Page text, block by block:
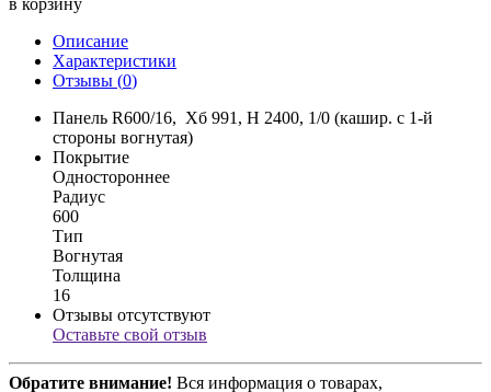
Описание
Характеристики
Отзывы (0)
Панель R600/16, Хб 991, Н 2400, 1/0 (кашир. с 1-й
стороны вогнутая)
Покрытие
Одностороннее
Радиус
600
Тип
Вогнутая
Толщина
16
Отзывы отсутствуют
Оставьте свой отзыв
Обратите внимание! Вся информация о товарах,